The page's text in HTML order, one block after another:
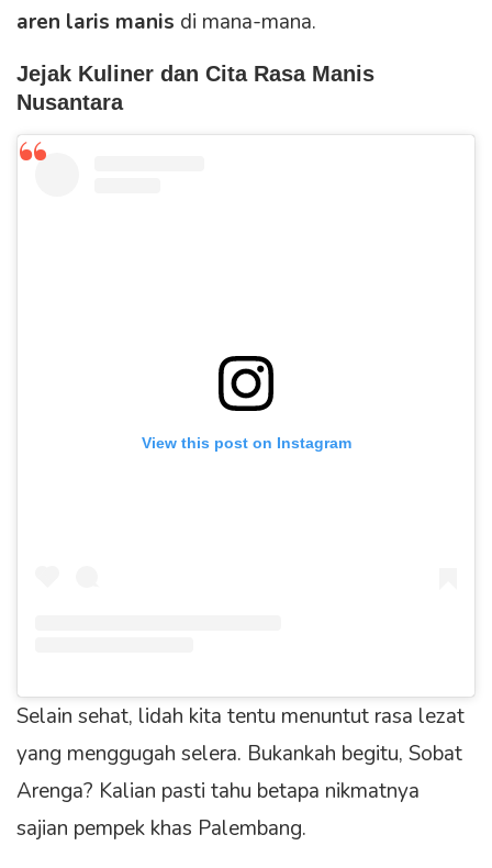
aren laris manis di mana-mana.
Jejak Kuliner dan Cita Rasa Manis
Nusantara
View this post on Instagram
Selain sehat, lidah kita tentu menuntut rasa lezat
yang menggugah selera. Bukankah begitu, Sobat
Arenga? Kalian pasti tahu betapa nikmatnya
sajian pempek khas Palembang.